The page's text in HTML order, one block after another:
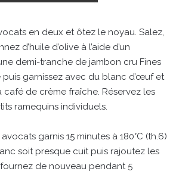
en deux et ôtez le noyau. Salez,
d’huile d’olive à l’aide d’un
demi-tranche de jambon cru Fines
puis garnissez avec du blanc d’œuf et
de crème fraîche. Réservez les
ramequins individuels.
garnis 15 minutes à 180°C (th.6)
soit presque cuit puis rajoutez les
de nouveau pendant 5